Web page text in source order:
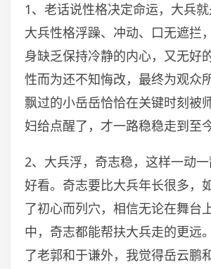
1、老话说性格决定命运，大兵就
大兵性格浮躁、冲动、口无遮拦
身缺乏保持冷静的内心，又无好
性而为还不知悔改，最终为观众
飘过的小岳岳恰恰在关键时刻被
妇给点醒了，才一路稳稳走到至今
2、大兵浮，奇志稳，这样一动
好看。奇志要比大兵年长很多，
了初心而列穴，相信无论在舞台
中，奇志都能帮扶大兵走的更远
了老郭和于谦外，我觉得岳云鹏